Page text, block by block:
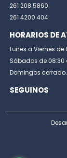
261 208 5860
261 4200 404
HORARIOS DE
Lunes a Viernes de
Sábados de 08:30
Domingos cerrado.
SEGUINOS